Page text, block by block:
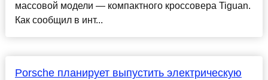
массовой модели — компактного кроссовера Tiguan.
Как сообщил в инт...
Porsche планирует выпустить электрическую